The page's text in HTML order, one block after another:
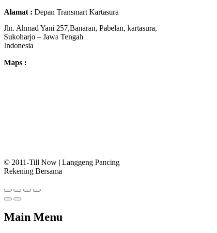
Alamat : Depan Transmart Kartasura
Jln. Ahmad Yani 257,Banaran, Pabelan, kartasura,
Sukoharjo – Jawa Tengah
Indonesia
Maps :
© 2011-Till Now | Langgeng Pancing
Rekening Bersama
Main Menu